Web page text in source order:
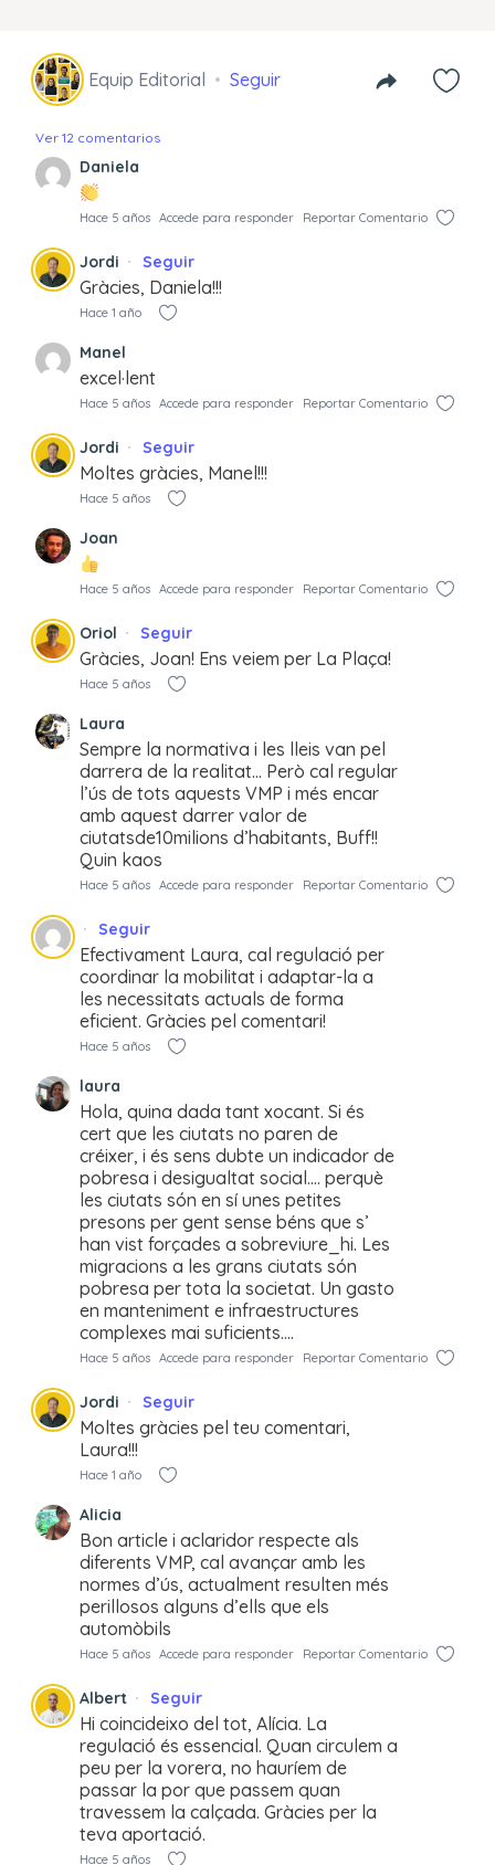
Equip Editorial Seguir
Ver 12 comentarios
Daniela
Hace 5 años Accede para responder Reportar Comentario
Jordi Seguir
Gràcies, Daniela!!!
Hace 1 año
Manel
excel·lent
Hace 5 años Accede para responder Reportar Comentario
Jordi Seguir
Moltes gràcies, Manel!!!
Hace 5 años
Joan
Hace 5 años Accede para responder Reportar Comentario
Oriol Seguir
Gràcies, Joan! Ens veiem per La Plaça!
Hace 5 años
Laura
Sempre la normativa i les lleis van pel
darrera de la realitat… Però cal regular
l’ús de tots aquests VMP i més encar
amb aquest darrer valor de
ciutatsde10milions d’habitants, Buff!!
Quin kaos
Hace 5 años Accede para responder Reportar Comentario
Seguir
Efectivament Laura, cal regulació per
coordinar la mobilitat i adaptar-la a
les necessitats actuals de forma
eficient. Gràcies pel comentari!
Hace 5 años
laura
Hola, quina dada tant xocant. Si és
cert que les ciutats no paren de
créixer, i és sens dubte un indicador de
pobresa i desigualtat social…. perquè
les ciutats són en sí unes petites
presons per gent sense béns que s’
han vist forçades a sobreviure_hi. Les
migracions a les grans ciutats són
pobresa per tota la societat. Un gasto
en manteniment e infraestructures
complexes mai suficients….
Hace 5 años Accede para responder Reportar Comentario
Jordi Seguir
Moltes gràcies pel teu comentari,
Laura!!!
Hace 1 año
Alicia
Bon article i aclaridor respecte als
diferents VMP, cal avançar amb les
normes d’ús, actualment resulten més
perillosos alguns d’ells que els
automòbils
Hace 5 años Accede para responder Reportar Comentario
Albert Seguir
Hi coincideixo del tot, Alícia. La
regulació és essencial. Quan circulem a
peu per la vorera, no hauríem de
passar la por que passem quan
travessem la calçada. Gràcies per la
teva aportació.
Hace 5 años